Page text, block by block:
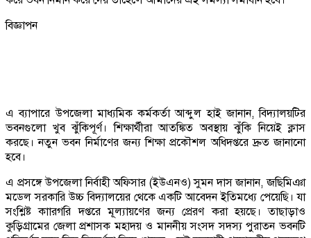
বিজ্ঞাপন
এ ব্যাপারে উপজেলা মাধ্যমিক কর্মকর্তা আব্দুল হাই জানান, বিদ্যালয়টির
ভবনগুলো খুব ঝুঁকিপূর্ণ। শিক্ষার্থীরা আতঙ্কিত অবস্থায় ঝুঁকি নিয়েই ক্লাস
করছে। নতুন ভবন নির্মাণের জন্য শিক্ষা প্রকৌশল অধিদপ্তরে দ্রুত জানানো
হবে।
এ প্রসঙ্গে উপজেলা নির্বাহী অফিসার (ইউএনও) সুমন দাস জানান, জছিমিঞা
মডেল সরকারি উচ্চ বিদ্যালয়ের থেকে একটি আবেদন ইতিমধ্যে পেয়েছি। যা
সংশ্লিষ্ট কাারগরি দপ্তরে মূল্যায়ণের জন্য প্রেরণ করা হয়ছে। তাছাড়াও
কুড়িগ্রামের জেলা প্রশাসক মহাদয় ও মাননীয় সংসদ সদস্য পুরাতন ভবনটি